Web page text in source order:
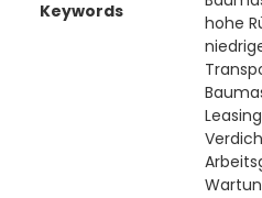
Keywords
hohe